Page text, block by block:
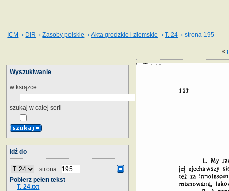
ICM › DIR ›Zasoby polskie ›Akta grodzkie i ziemskie ›T. 24 › strona 195
«
Wyszukiwanie
w książce
szukaj w całej serii
Idź do
strona:
Pobierz pełen tekst
T. 24.txt